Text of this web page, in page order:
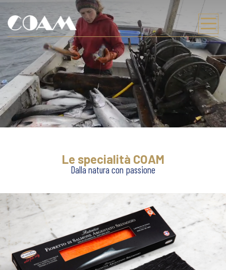
HOME
AZIENDA
LAVORATO IN ITALIA AL 100%
SOSTENIBILITÀ
PRODOTTI
AUTENTICO SALMONE SELVAGGIO
NEWS
LAVORA CON NOI
CONTATTI
Le specialità COAM
Dalla natura con passione